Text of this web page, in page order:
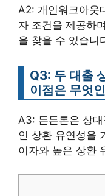
A2: 개인워크아웃
자 조건을 제공하
을 찾을 수 있습니
Q3: 두 대출
이점은 무엇
A3: 든든론은 상
인 상환 유연성을
이자와 높은 상환